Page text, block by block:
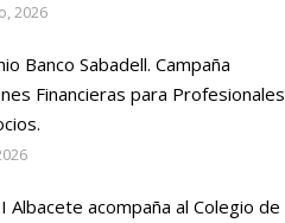
2026
Banco Sabadell. Campaña
Financieras para Profesionales
Albacete acompaña al Colegio de